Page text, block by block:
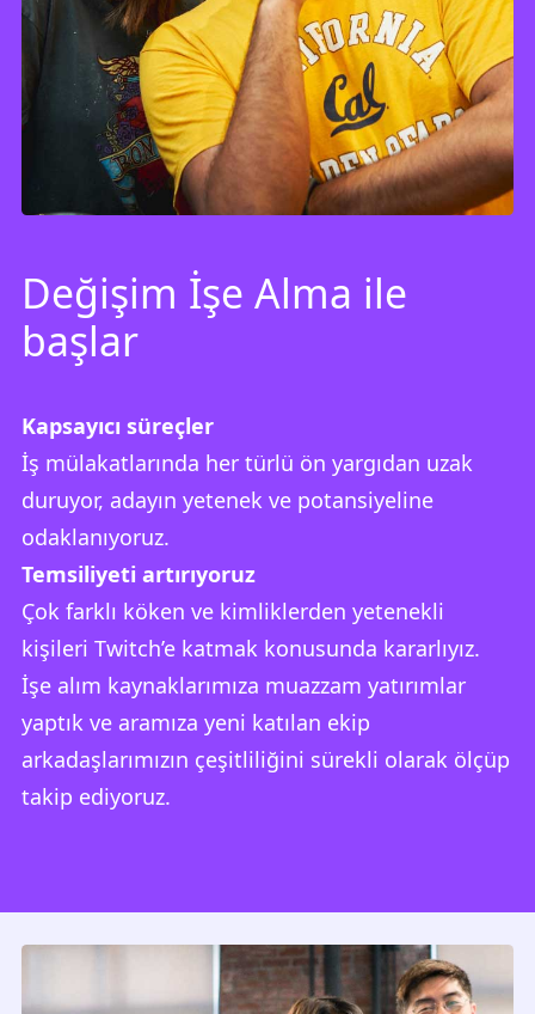
Değişim İşe Alma ile
başlar
Kapsayıcı süreçler
İş mülakatlarında her türlü ön yargıdan uzak
duruyor, adayın yetenek ve potansiyeline
odaklanıyoruz.
Temsiliyeti artırıyoruz
Çok farklı köken ve kimliklerden yetenekli
kişileri Twitch’e katmak konusunda kararlıyız.
İşe alım kaynaklarımıza muazzam yatırımlar
yaptık ve aramıza yeni katılan ekip
arkadaşlarımızın çeşitliliğini sürekli olarak ölçüp
takip ediyoruz.